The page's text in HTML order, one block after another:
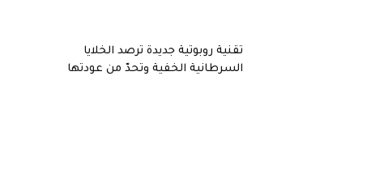
تقنية روبوتية جديدة ترصد الخلايا
السرطانية الخفية وتحدّ من عودتها